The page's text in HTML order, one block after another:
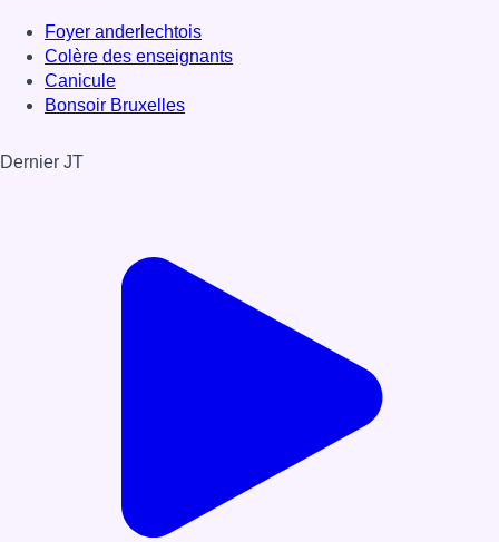
Foyer anderlechtois
Colère des enseignants
Canicule
Bonsoir Bruxelles
Dernier JT